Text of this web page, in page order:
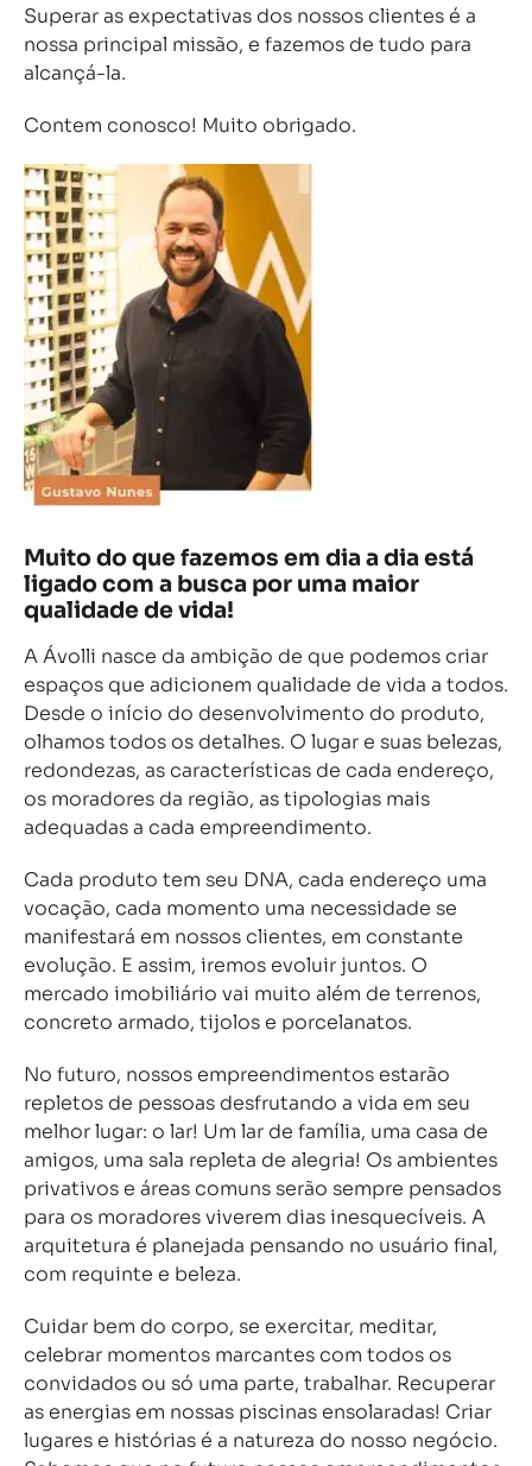
Superar as expectativas dos nossos clientes é a
nossa principal missão, e fazemos de tudo para
alcançá-la.
Contem conosco! Muito obrigado.
Muito do que fazemos em dia a dia está
ligado com a busca por uma maior
qualidade de vida!
A Ávolli nasce da ambição de que podemos criar
espaços que adicionem qualidade de vida a todos.
Desde o início do desenvolvimento do produto,
olhamos todos os detalhes. O lugar e suas belezas,
redondezas, as características de cada endereço,
os moradores da região, as tipologias mais
adequadas a cada empreendimento.
Cada produto tem seu DNA, cada endereço uma
vocação, cada momento uma necessidade se
manifestará em nossos clientes, em constante
evolução. E assim, iremos evoluir juntos. O
mercado imobiliário vai muito além de terrenos,
concreto armado, tijolos e porcelanatos.
No futuro, nossos empreendimentos estarão
repletos de pessoas desfrutando a vida em seu
melhor lugar: o lar! Um lar de família, uma casa de
amigos, uma sala repleta de alegria! Os ambientes
privativos e áreas comuns serão sempre pensados
para os moradores viverem dias inesquecíveis. A
arquitetura é planejada pensando no usuário final,
com requinte e beleza.
Cuidar bem do corpo, se exercitar, meditar,
celebrar momentos marcantes com todos os
convidados ou só uma parte, trabalhar. Recuperar
as energias em nossas piscinas ensolaradas! Criar
lugares e histórias é a natureza do nosso negócio.